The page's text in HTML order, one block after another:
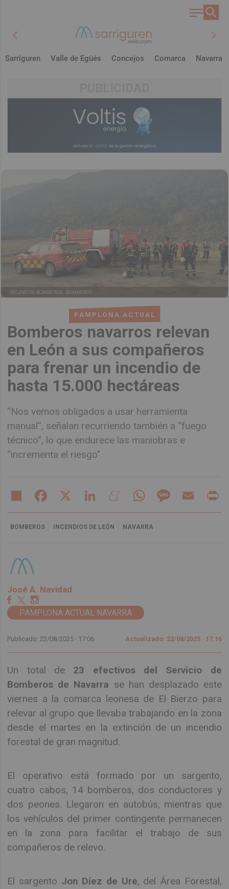
chevron_left chevron_right
Sarriguren Valle de Egüés Concejos Comarca Navarra
PAMPLONA ACTUAL
Bomberos navarros relevan
en León a sus compañeros
para frenar un incendio de
hasta 15.000 hectáreas
“Nos vemos obligados a usar herramienta
manual”, señalan recurriendo también a “fuego
técnico”, lo que endurece las maniobras e
“incrementa el riesgo"
RELEVO DE BOMBEROS - BOMBEROS
Share Facebook LinkedIn MeneameWhatsAppMessageEmail
BOMBEROS INCENDIOS DE LEÓN NAVARRA
José A. Navidad
PAMPLONA ACTUAL NAVARRA
Publicado: 22/08/2025 · 17:06 Actualizado: 22/08/2025 · 17:16
Un total de 23 efectivos del Servicio de
Bomberos de Navarra se han desplazado este
viernes a la comarca leonesa de El Bierzo para
relevar al grupo que llevaba trabajando en la zona
desde el martes en la extinción de un incendio
forestal de gran magnitud.
El operativo está formado por un sargento,
cuatro cabos, 14 bomberos, dos conductores y
dos peones. Llegaron en autobús, mientras que
los vehículos del primer contingente permanecen
en la zona para facilitar el trabajo de sus
compañeros de relevo.
El sargento Jon Díez de Ure, del Área Forestal,